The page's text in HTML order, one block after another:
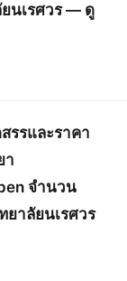
นเรศวร — ดู
รรและราคา
า
จำนวน
าลัยนเรศวร